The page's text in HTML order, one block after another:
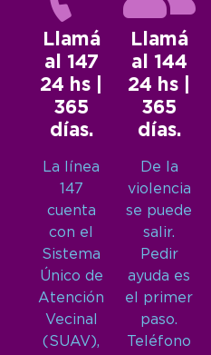
Llamá
al 147
24 hs |
365
días.
La línea
147
cuenta
con el
Sistema
Único de
Atención
Vecinal
(SUAV),
Llamá
al 144
24 hs |
365
días.
De la
violencia
se puede
salir.
Pedir
ayuda es
el primer
paso.
Teléfono